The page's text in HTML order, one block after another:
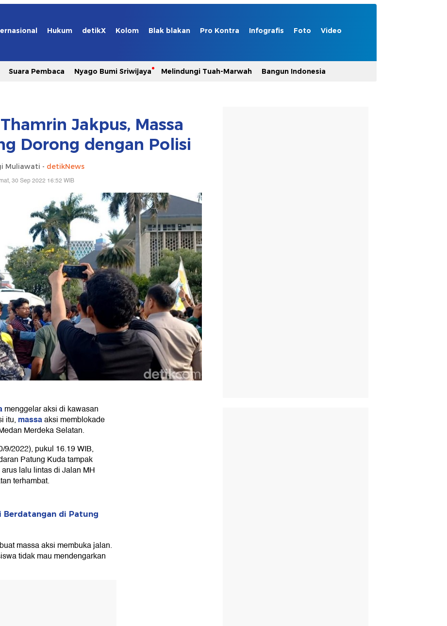
Hukum detikX Kolom Blak blakan Pro Kontra Infografis Foto Video
Suara Pembaca Nyago Bumi Sriwijaya Melindungi Tuah-Marwah Bangun Indonesia
Jakpus, Massa
Dorong dengan Polisi
Muliawati - detikNews
30 Sep 2022 16:52 WIB
menggelar aksi di kawasan
itu, massaaksi memblokade
Merdeka Selatan.
9/2022), pukul 16.19 WIB,
Patung Kuda tampak
lalu lintas di Jalan MH
terhambat.
Berdatangan di Patung
massa aksi membuka jalan.
tidak mau mendengarkan